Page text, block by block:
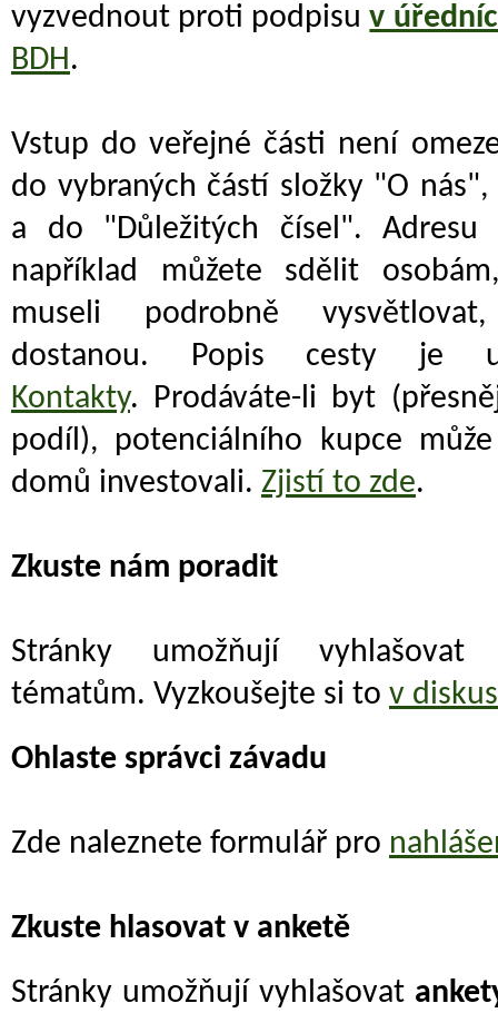
vyzvednout proti podpisuv
BDH.
Vstup do veřejné části není
do vybraných částí složky "O
a do "Důležitých čísel". Adresu
například můžete sdělit
museli podrobně
dostanou. Popis cesty je
Kontakty. Prodáváte-li byt
podíl), potenciálního kupce
domů investovali. Zjistí to zde.
Zkuste nám poradit
Stránky umožňují
tématům. Vyzkoušejte si to v
Ohlaste správci závadu
Zde naleznete formulář pro
Zkuste hlasovat v anketě
Stránky umožňují vyhlašovat